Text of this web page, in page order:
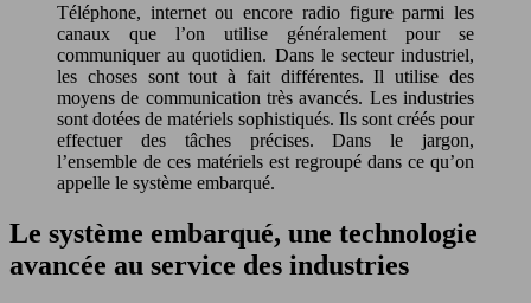
Téléphone, internet ou encore radio figure parmi les
canaux que l’on utilise généralement pour se
communiquer au quotidien. Dans le secteur industriel,
les choses sont tout à fait différentes. Il utilise des
moyens de communication très avancés. Les industries
sont dotées de matériels sophistiqués. Ils sont créés pour
effectuer des tâches précises. Dans le jargon,
l’ensemble de ces matériels est regroupé dans ce qu’on
appelle le système embarqué.
Le système embarqué, une technologie
avancée au service des industries